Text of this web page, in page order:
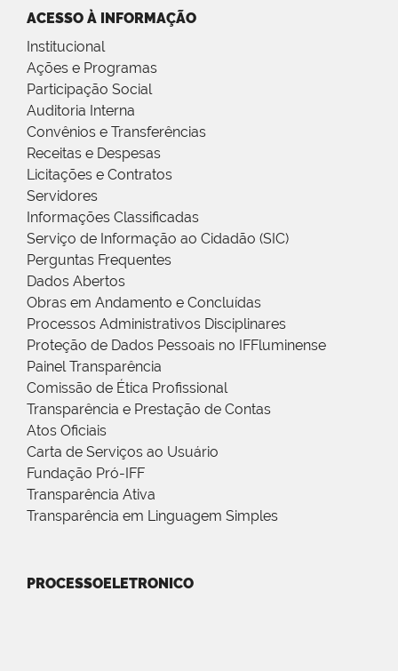
ACESSO À INFORMAÇÃO
Institucional
Ações e Programas
Participação Social
Auditoria Interna
Convênios e Transferências
Receitas e Despesas
Licitações e Contratos
Servidores
Informações Classificadas
Serviço de Informação ao Cidadão (SIC)
Perguntas Frequentes
Dados Abertos
Obras em Andamento e Concluídas
Processos Administrativos Disciplinares
Proteção de Dados Pessoais no IFFluminense
Painel Transparência
Comissão de Ética Profissional
Transparência e Prestação de Contas
Atos Oficiais
Carta de Serviços ao Usuário
Fundação Pró-IFF
Transparência Ativa
Transparência em Linguagem Simples
PROCESSOELETRONICO